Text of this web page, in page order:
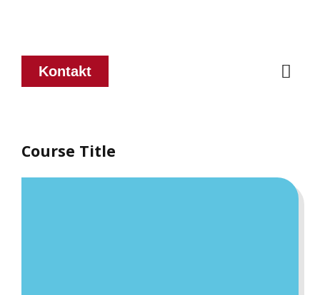
Kontakt
Course Title